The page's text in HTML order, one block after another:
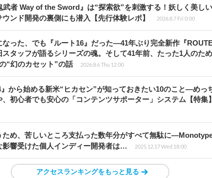
武者 Way of the Sword』は“探索欲”を刺激する！妖しく美し
ンド開発の裏側にも潜入【先行体験レポ】
2026.8.7 Fri 0:00
なった、でも『ルート16』だった―41年ぶり完全新作『
タッフが語るシリーズの魂。そして41年前、たった1人のた
“幻のカセット”の話
2026.8.6 Thu 12:00
から始める新米“ヒカセン”が知っておきたい10のこと―めっ
初心者でも安心の「コンテンツサポーター」システム【特集】
ため、苦しいところ支払った数年分がすべて無駄に
影響受けた個人インディー開発者は…
2025.12.17 Wed 18:00
アクセスランキングをもっと見る